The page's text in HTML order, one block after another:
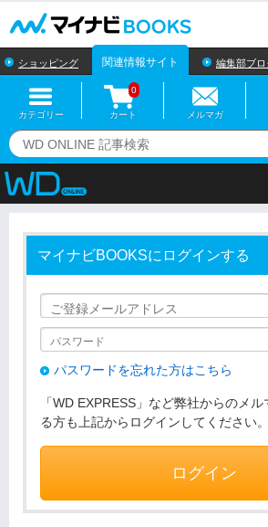
ショッピング 関連情報サイト 編集部ブロ
カテゴリー カート
0
メルマガ
マイナビBOOKSにログインする
パスワードを忘れた方はこちら
「WD EXPRESS」など弊社からのメ
る方も上記からログインしてください。
ログイン